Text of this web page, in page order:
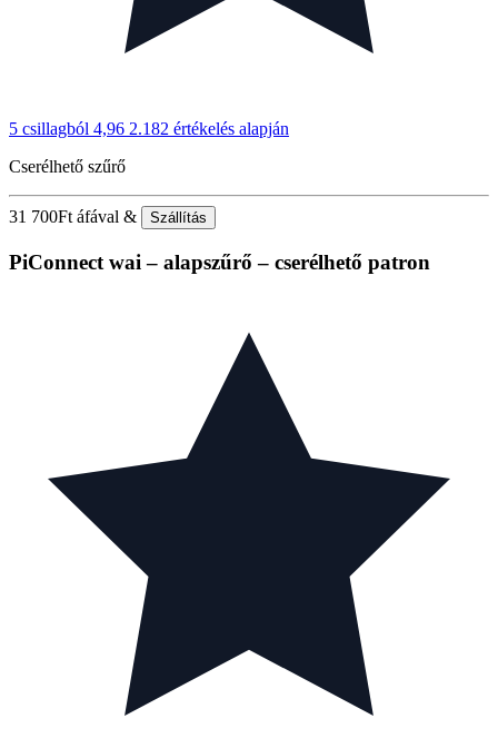
5 csillagból 4,96 2.182 értékelés alapján
Cserélhető szűrő
31 700Ft áfával & Szállítás
PiConnect wai – alapszűrő – cserélhető patron